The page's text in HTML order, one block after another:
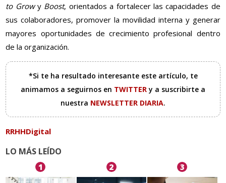
to Growy Boost, orientados a fortalecer las capacidades de
sus colaboradores, promover la movilidad interna y generar
mayores oportunidades de crecimiento profesional dentro
de la organización.
*Si te ha resultado interesante este artículo, te
animamos a seguirnos en TWITTERy a suscribirte a
nuestra NEWSLETTER DIARIA.
RRHHDigital
LO MÁS LEÍDO
1 2 3